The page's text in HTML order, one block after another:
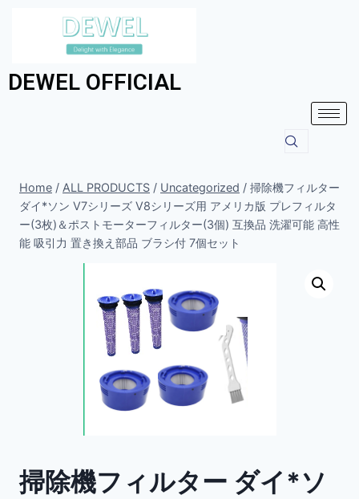
DEWEL OFFICIAL
Home / ALL PRODUCTS / Uncategorized / 掃除機フィルター
ダイ*ソン V7シリーズ V8シリーズ用 アメリカ版 プレフィルタ
ー(3枚)＆ポストモーターフィルター(3個) 互換品 洗濯可能 高性
能 吸引力 置き換え部品 ブラシ付 7個セット
掃除機フィルター ダイ*ソ